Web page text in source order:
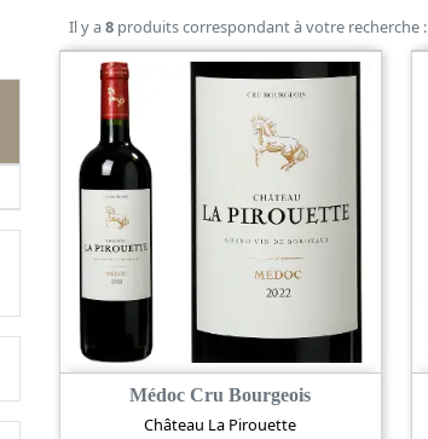
Il y a 8 produits correspondant à votre recherche :
Médoc Cru Bourgeois
Château La Pirouette